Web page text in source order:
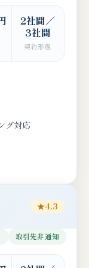
2社間／
3社間
契約形態
グ対応
★4.3
取引先非通知